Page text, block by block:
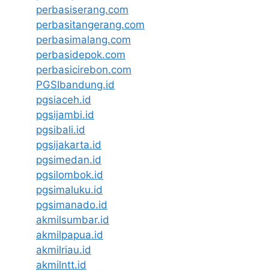
perbasiserang.com
perbasitangerang.com
perbasimalang.com
perbasidepok.com
perbasicirebon.com
PGSIbandung.id
pgsiaceh.id
pgsijambi.id
pgsibali.id
pgsijakarta.id
pgsimedan.id
pgsilombok.id
pgsimaluku.id
pgsimanado.id
akmilsumbar.id
akmilpapua.id
akmilriau.id
akmilntt.id